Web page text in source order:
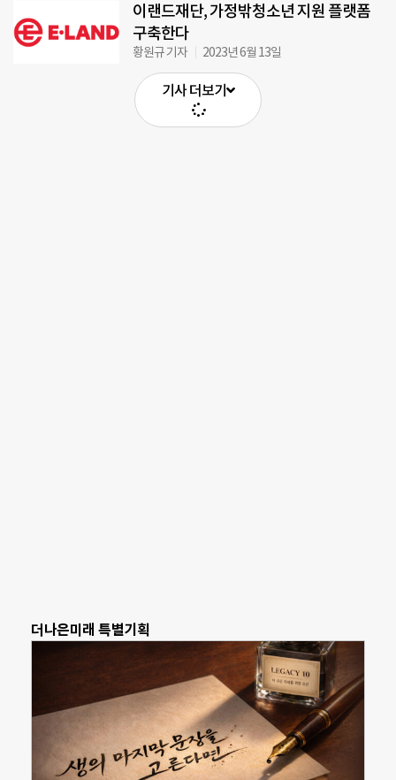
이랜드재단, 가정밖청소년 지원 플랫폼
구축한다
황원규 기자 2023년 6월 13일
기사 더보기
더나은미래 특별기획